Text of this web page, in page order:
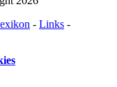
- Links -